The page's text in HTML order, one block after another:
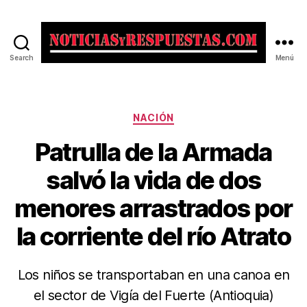
Search Menú
Categorías
NACIÓN
Patrulla de la Armada
salvó la vida de dos
menores arrastrados por
la corriente del río Atrato
Los niños se transportaban en una canoa en
el sector de Vigía del Fuerte (Antioquia)